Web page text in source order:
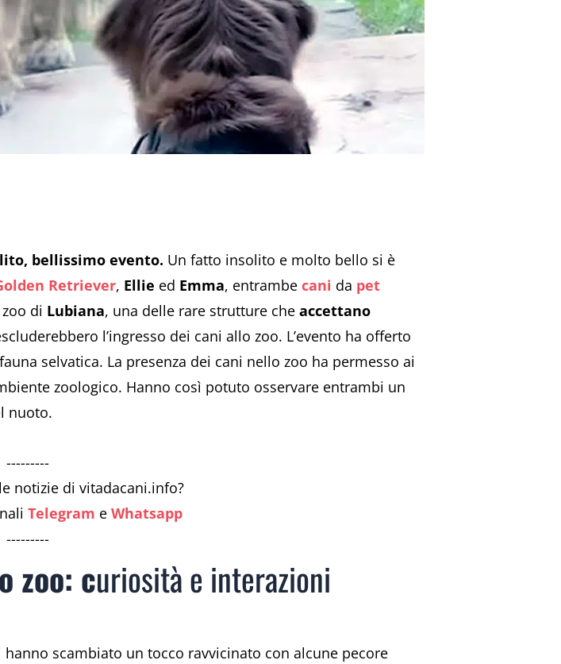
bellissimo evento. Un fatto insolito e molto bello si è
Retriever, Ellie ed Emma, entrambe cani da pet
di Lubiana, una delle rare strutture che accettano
l’ingresso dei cani allo zoo. L’evento ha offerto
selvatica. La presenza dei cani nello zoo ha permesso ai
zoologico. Hanno così potuto osservare entrambi un
nuoto.
---------
notizie di vitadacani.info?
Telegram e Whatsapp
---------
zoo: curiosità e interazioni
scambiato un tocco ravvicinato con alcune pecore